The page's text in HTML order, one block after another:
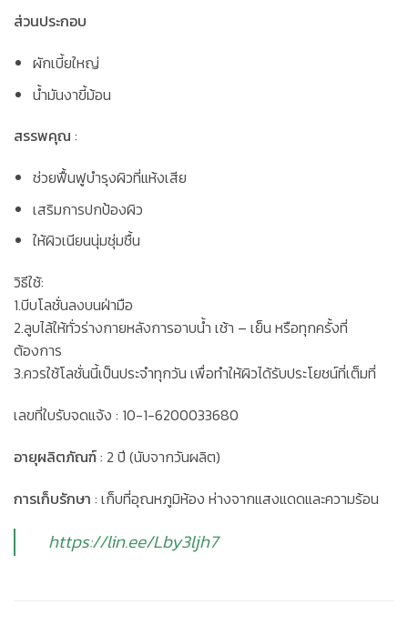
ส่วนประกอบ
ผักเบี้ยใหญ่
น้ำมันงาขี้ม้อน
สรรพคุณ :
ช่วยฟื้นฟูบำรุงผิวที่แห้งเสีย
เสริมการปกป้องผิว
ให้ผิวเนียนนุ่มชุ่มชื้น
วิธีใช้:
1.บีบโลชั่นลงบนฝ่ามือ
2.ลูบไล้ให้ทั่วร่างกายหลังการอาบน้ำ เช้า – เย็น หรือทุกครั้งที่
ต้องการ
3.ควรใช้โลชั่นนี้เป็นประจำทุกวัน เพื่อทำให้ผิวได้รับประโยชน์ที่เต็มที่
เลขที่ใบรับจดแจ้ง : 10-1-6200033680
อายุผลิตภัณฑ์: 2 ปี (นับจากวันผลิต)
การเก็บรักษา : เก็บที่อุณหภูมิห้อง ห่างจากแสงแดดและความร้อน
https://lin.ee/Lby3ljh7